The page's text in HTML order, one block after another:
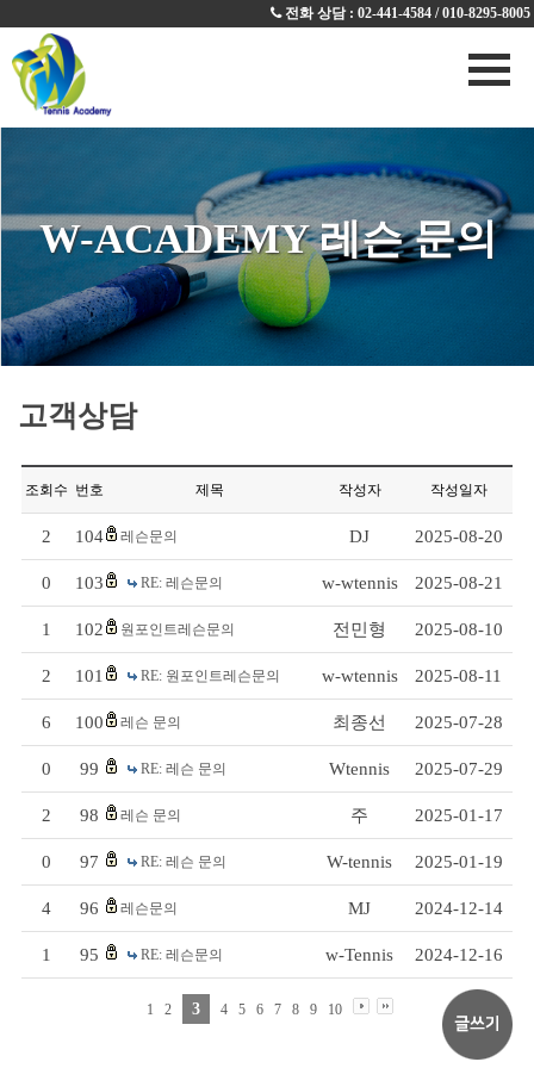
전화 상담 : 02-441-4584 / 010-8295-8005
W-ACADEMY 레슨 문의
고객상담
조회수 번호 제목 작성자 작성일자
2 104 레슨문의 DJ 2025-08-20
0 103 RE: 레슨문의 w-wtennis 2025-08-21
1 102 원포인트레슨문의 전민형 2025-08-10
2 101 RE: 원포인트레슨문의 w-wtennis 2025-08-11
6 100 레슨 문의 최종선 2025-07-28
0 99 RE: 레슨 문의 Wtennis 2025-07-29
2 98 레슨 문의 주 2025-01-17
0 97 RE: 레슨 문의 W-tennis 2025-01-19
4 96 레슨문의 MJ 2024-12-14
1 95 RE: 레슨문의 w-Tennis 2024-12-16
1 2 3 4 5 6 7 8 9 10